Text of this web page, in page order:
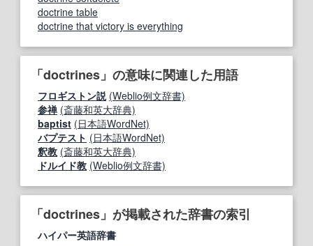
doctrine table
doctrine that victory is everything
「doctrines」の意味に関連した用語
フロギストン説 (Weblio例文辞書)
参禅 (斎藤和英大辞典)
baptist (日本語WordNet)
バプテスト (日本語WordNet)
釈教 (斎藤和英大辞典)
ドルイド教 (Weblio例文辞書)
「doctrines」が掲載された辞書の索引
ハイパー英語辞書